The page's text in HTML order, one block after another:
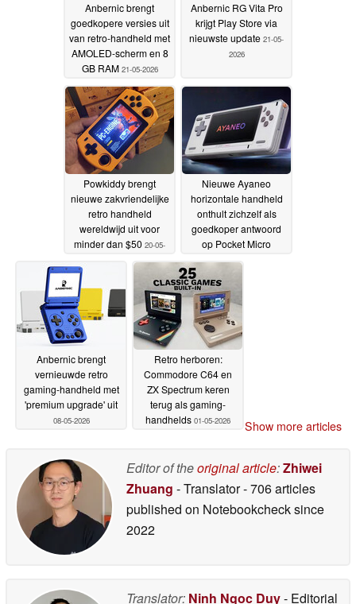
Anbernic brengt
goedkopere versies uit
van retro-handheld met
AMOLED-scherm en 8
GB RAM 21-05-2026
Anbernic RG Vita Pro
krijgt Play Store via
nieuwste update 21-05-
2026
Powkiddy brengt
nieuwe zakvriendelijke
retro handheld
wereldwijd uit voor
minder dan $50 20-05-
Nieuwe Ayaneo
horizontale handheld
onthult zichzelf als
goedkoper antwoord
op Pocket Micro
Classic20-05-2026
Anbernic brengt
vernieuwde retro
gaming-handheld met
'premium upgrade' uit
08-05-2026
Retro herboren:
Commodore C64 en
ZX Spectrum keren
terug als gaming-
handhelds 01-05-2026 Show more articles
Editor of theoriginal article:Zhiwei
Zhuang - Translator- 706 articles
published on Notebookchecksince
2022
Translator: Ninh Ngoc Duy- Editorial